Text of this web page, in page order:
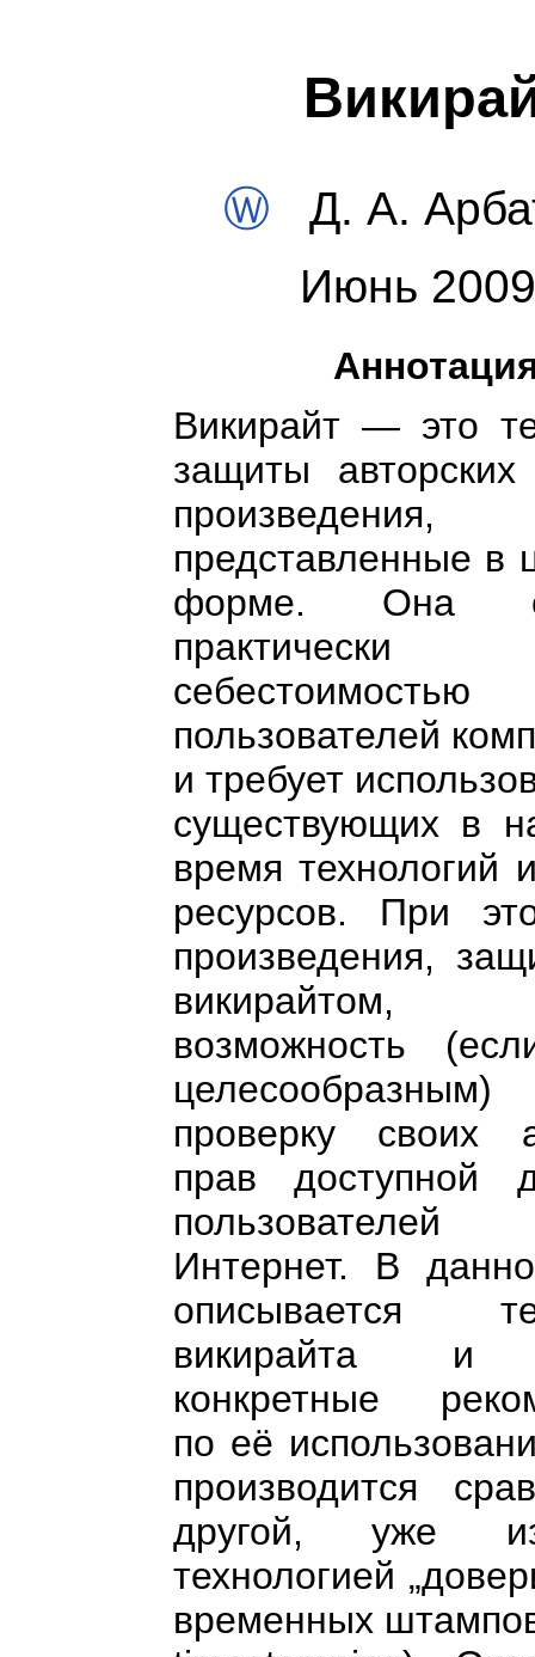
Ⓦ Д. А.
Июнь 2009
Викирайт — это
защиты
произведения,
представленные в
форме. Она
практически
пользователей
и требует
существующих в
время технологий
ресурсов. При
произведения,
викирайтом,
возможность
целесообразным)
проверку своих
прав доступной
Интернет. В
описывается
викирайта и
конкретные
по её
производится
другой, уже
технологией
временных